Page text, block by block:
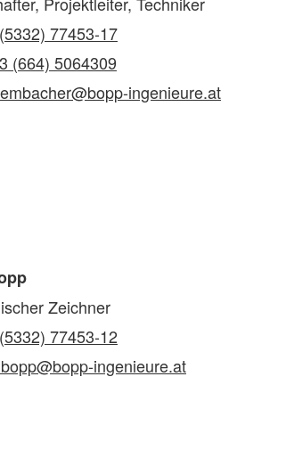
77453-17
(664) 5064309
ingenieure.at
Zeichner
77453-12
ingenieure.at